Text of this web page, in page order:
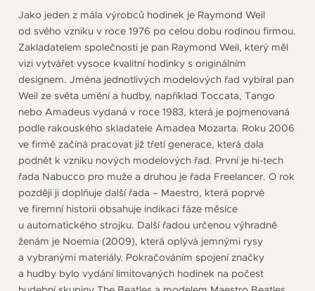
Jako jeden z mála výrobců hodinek je Raymond Weil
od svého vzniku v roce 1976 po celou dobu rodinou firmou.
Zakladatelem společnosti je pan Raymond Weil, který měl
vizi vytvářet vysoce kvalitní hodinky s originálním
designem. Jména jednotlivých modelových řad vybíral pan
Weil ze světa umění a hudby, například Toccata, Tango
nebo Amadeus vydaná v roce 1983, která je pojmenovaná
podle rakouského skladatele Amadea Mozarta. Roku 2006
ve firmě začíná pracovat již třetí generace, která dala
podnět k vzniku nových modelových řad. První je hi-tech
řada Nabucco pro muže a druhou je řada Freelancer. O rok
později ji doplňuje další řada – Maestro, která poprvé
ve firemní historii obsahuje indikaci fáze měsíce
u automatického strojku. Další řadou určenou výhradně
ženám je Noemia (2009), která oplývá jemnými rysy
a vybranými materiály. Pokračováním spojení značky
a hudby bylo vydání limitovaných hodinek na počest